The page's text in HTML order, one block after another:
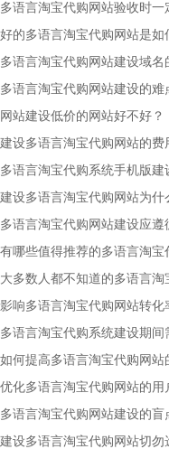
多语言淘宝代购网站验收时一
好的多语言淘宝代购网站是如
多语言淘宝代购网站建设域名
多语言淘宝代购网站建设的难
网站建设低价的网站好不好？
建设多语言淘宝代购网站的费
多语言淘宝代购系统手机版建
建设多语言淘宝代购网站为什
多语言淘宝代购网站建设应遵
有哪些值得推荐的多语言淘宝
大多数人都不知道的多语言淘
影响多语言淘宝代购网站转化
多语言淘宝代购系统建设期间
如何提高多语言淘宝代购网站
优化多语言淘宝代购网站的用
多语言淘宝代购网站建设的盲
建设多语言淘宝代购网站切勿